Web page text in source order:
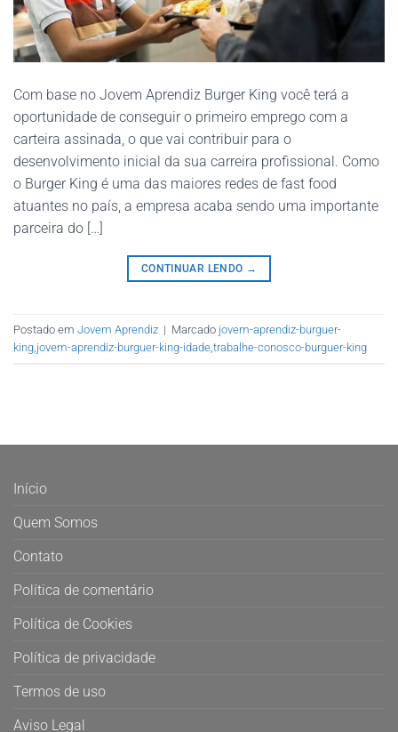
Com base no Jovem Aprendiz Burger King você terá a
oportunidade de conseguir o primeiro emprego com a
carteira assinada, o que vai contribuir para o
desenvolvimento inicial da sua carreira profissional. Como
o Burger King é uma das maiores redes de fast food
atuantes no país, a empresa acaba sendo uma importante
parceira do […]
CONTINUAR LENDO →
Postado em Jovem Aprendiz | Marcado jovem-aprendiz-burguer-
king jovem-aprendiz-burguer-king-idade trabalhe-conosco-burguer-king
Início
Quem Somos
Contato
Política de comentário
Política de Cookies
Política de privacidade
Termos de uso
Aviso Legal